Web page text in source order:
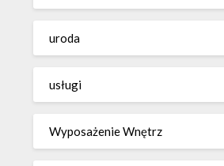
uroda
usługi
Wyposażenie Wnętrz